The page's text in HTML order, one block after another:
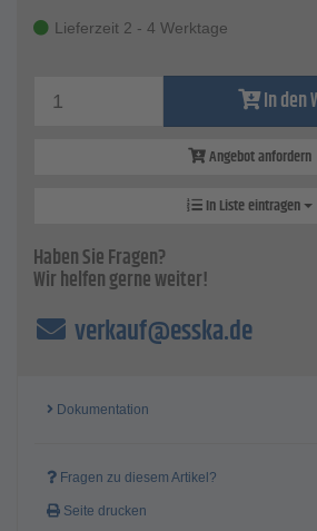
Lieferzeit 2 - 4 Werktage
In den
Angebot anfordern
In Liste eintragen
Haben Sie Fragen?
Wir helfen gerne weiter!
verkauf@esska.de
Dokumentation
Fragen zu diesem Artikel?
Seite drucken